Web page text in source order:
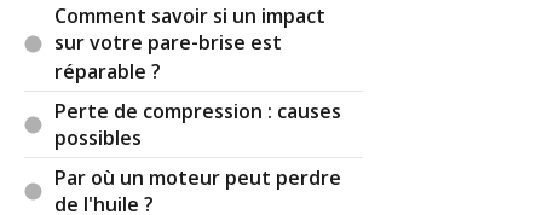
Comment savoir si un impact
sur votre pare-brise est
réparable ?
Perte de compression : causes
possibles
Par où un moteur peut perdre
de l'huile ?